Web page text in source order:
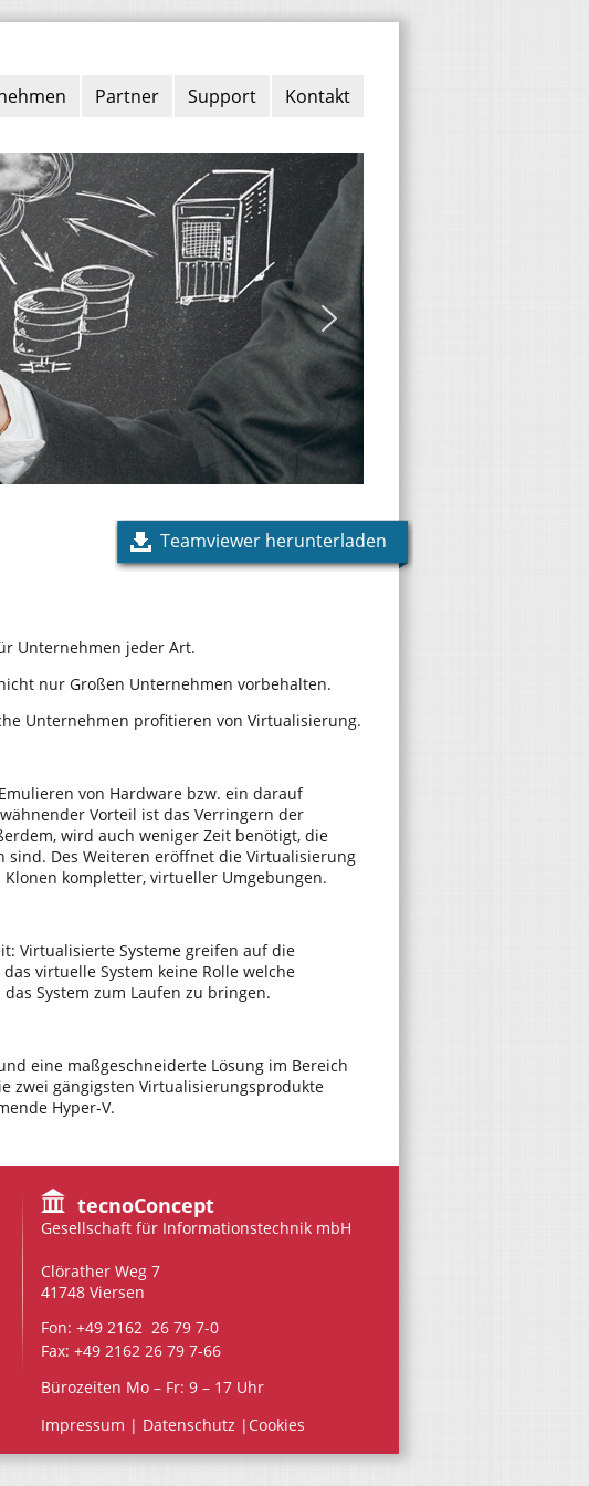
Partner Support Kontakt
Unternehmen jeder Art.
nur Großen Unternehmen vorbehalten.
Unternehmen profitieren von Virtualisierung.
von Hardware bzw. ein darauf
Vorteil ist das Verringern der
wird auch weniger Zeit benötigt, die
sind. Des Weiteren eröffnet die Virtualisierung
kompletter, virtueller Umgebungen.
Virtualisierte Systeme greifen auf die
virtuelle System keine Rolle welche
System zum Laufen zu bringen.
eine maßgeschneiderte Lösung im Bereich
zwei gängigsten Virtualisierungsprodukte
Hyper-V.
tecnoConcept
Gesellschaft für Informationstechnik mbH
Clörather Weg 7
41748 Viersen
Fon: +49 2162 26 79 7-0
Fax: +49 2162 26 79 7-66
Bürozeiten Mo – Fr: 9 – 17 Uhr
Impressum | Datenschutz | Cookies
Teamviewer herunterladen